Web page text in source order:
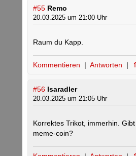
#55 Remo
20.03.2025 um 21:00 Uhr
Raum du Kapp.
Kommentieren | Antworten |
#56 Isaradler
20.03.2025 um 21:05 Uhr
Korrektes Trikot, immerhin.
meme-coin?